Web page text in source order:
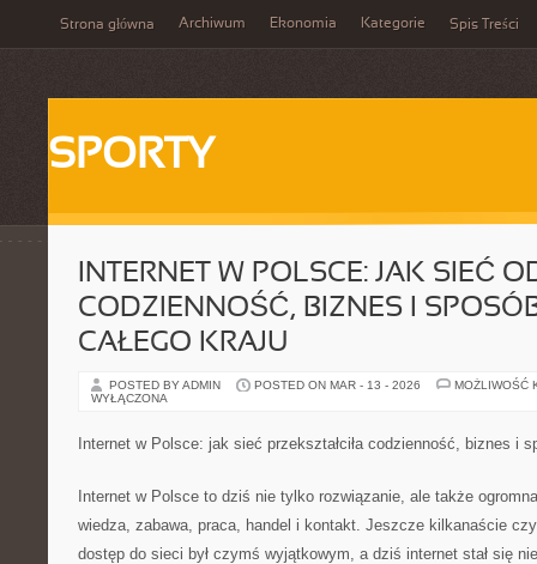
Strona główna Archiwum Ekonomia Kategorie Spis Treści
SPORTY
INTERNET W POLSCE: JAK SIEĆ
CODZIENNOŚĆ, BIZNES I
CAŁEGO KRAJU
POSTED BY ADMIN POSTED ON MAR - 13 - 2026
MOŻLIWOŚĆ
WYŁĄCZONA
Internet w Polsce: jak sieć przekształciła codzienność, biznes i
Internet w Polsce to dziś nie tylko rozwiązanie, ale także
wiedza, zabawa, praca, handel i kontakt. Jeszcze kilkanaście
dostęp do sieci był czymś wyjątkowym, a dziś internet stał się